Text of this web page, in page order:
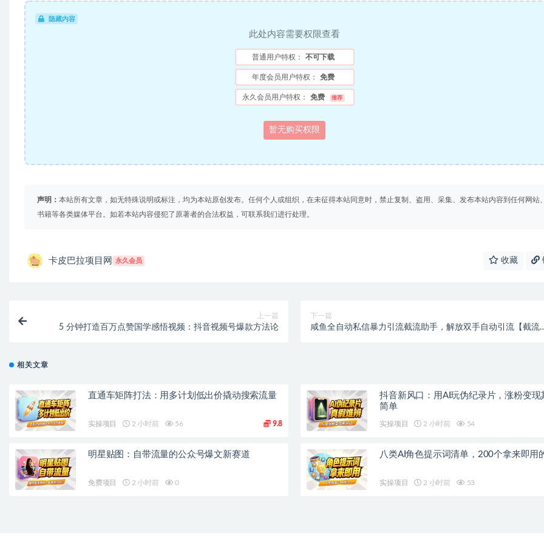
隐藏内容
此处内容需要权限查看
普通用户特权： 不可下载
年度会员用户特权： 免费
永久会员用户特权： 免费 推荐
暂无购买权限
声明： 本站所有文章，如无特殊说明或标注，均为本站原创发布。任何个人或组织，在未征得本站同意时，禁止复制、盗用、采集、发布本站内容到任何网站
书籍等各类媒体平台。如若本站内容侵犯了原著者的合法权益，可联系我们进行处理。
卡皮巴拉项目网 永久会员 收藏
上一篇
5 分钟打造百万点赞国学感悟视频：抖音视频号爆款方法论
下一篇
咸鱼全自动私信暴力引流截流助手，解放双手自动引流【截流
相关文章
直通车矩阵打法：用多计划低出价撬动搜索流量
实操项目 2 小时前 56 9.8
抖音新风口：用AI玩伪纪录片，涨粉变现
简单
实操项目 2 小时前 54
明星贴图：自带流量的公众号爆文新赛道
免费项目 2 小时前 0
八类AI角色提示词清单，200个拿来即用
实操项目 2 小时前 53